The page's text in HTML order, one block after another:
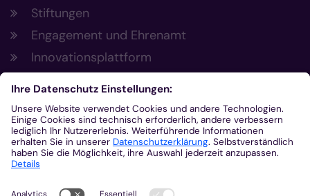
Stiftungen
Engagement und Ehrenamt
Innovationsplattform
Aus der Plattform
Nachrichten
Veranstaltungen
Gottesdienste
Stellenangebote